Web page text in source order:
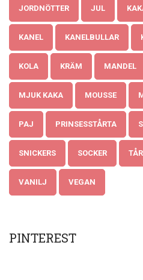
JORDNÖTTER JUL
KANEL KANELBULLAR
KOLA KRÄM MANDEL
MJUK KAKA MOUSSE
PAJ PRINSESSTÅRTA
SNICKERS SOCKER
VANILJ VEGAN
PINTEREST